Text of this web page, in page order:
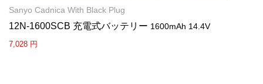
Sanyo Cadnica With Black Plug
12N-1600SCB 充電式バッテリー 1600mAh 14.4V
7,028 円